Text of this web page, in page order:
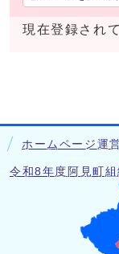
現在登録され
ホームページ運
令和8年度阿見町組